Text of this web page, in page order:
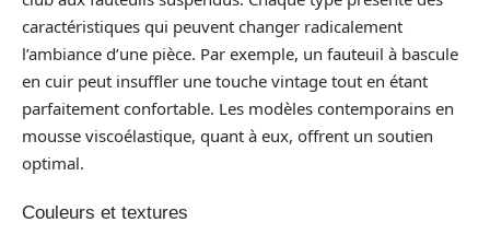
caractéristiques qui peuvent changer radicalement
l’ambiance d’une pièce. Par exemple, un fauteuil à bascule
en cuir peut insuffler une touche vintage tout en étant
parfaitement confortable. Les modèles contemporains en
mousse viscoélastique, quant à eux, offrent un soutien
optimal.
Couleurs et textures